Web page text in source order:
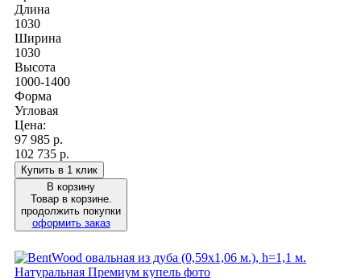
Длина
1030
Ширина
1030
Высота
1000-1400
Форма
Угловая
Цена:
97 985 р.
102 735 р.
Купить в 1 клик
В корзину
Товар в корзине.
продолжить покупки
оформить заказ